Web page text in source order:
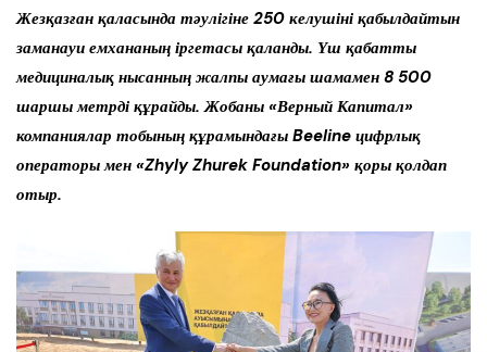
Жезқазған қаласында тәулігіне 250 келушіні қабылдайтын
заманауи емхананың іргетасы қаланды. Үш қабатты
медициналық нысанның жалпы аумағы шамамен 8 500
шаршы метрді құрайды. Жобаны «Верный Капитал»
компаниялар тобының құрамындағы Beeline цифрлық
операторы мен «Zhyly Zhurek Foundation» қоры қолдап
отыр.